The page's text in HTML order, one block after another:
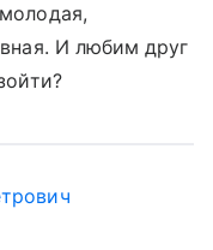
И любим друг